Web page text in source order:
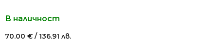
В наличност
70.00 € / 136.91 лв.